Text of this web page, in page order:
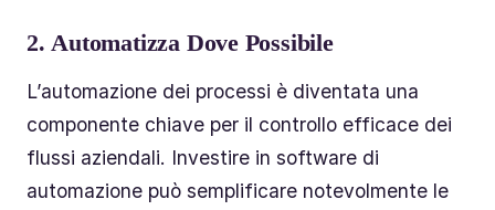
2.Automatizza Dove Possibile
L’automazione dei processi è diventata una
componente chiave per il controllo efficace dei
flussi aziendali. Investire in software di
automazione può semplificare notevolmente le